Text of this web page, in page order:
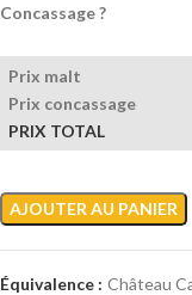
Concassage ?
Prix malt
Prix concassage
PRIX TOTAL
AJOUTER AU PANIER
Équivalence : Château